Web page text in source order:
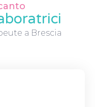
a Brescia